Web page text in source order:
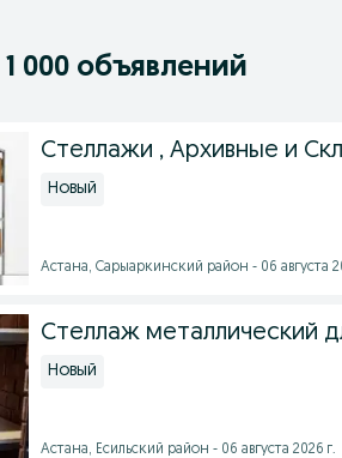
1 000 объявлений
Стеллажи , Архивные и
Новый
Астана, Сарыаркинский район - 06 августа
Стеллаж металлический
Новый
Астана, Есильский район - 06 августа 2026 г.